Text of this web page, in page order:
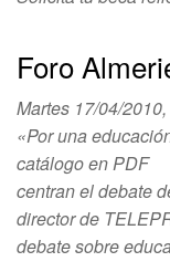
Foro
Martes 17/04/
«Por una
catálogo en PDF
centran el debate
director de
debate sobre